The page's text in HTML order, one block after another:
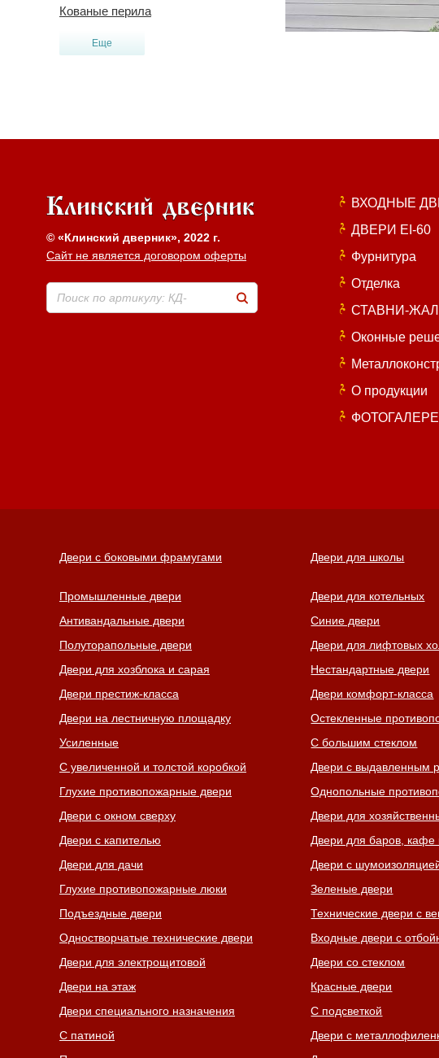
Кованые перила
Еще
© «Клинский дверник», 2022 г.
Сайт не является договором оферты
Поиск по артикулу: КД-
ВХОДНЫЕ
ДВЕРИ EI-60
Фурнитура
Отделка
СТАВНИ-
Оконные
О продукции
Двери с боковыми фрамугами Двери для школы
Промышленные двери Двери для котельных
Антивандальные двери
Синие двери
Полуторапольные двери
Двери для лифтовых
Двери для хозблока и сарая
Нестандартные двери
Двери престиж-класса
Двери комфорт-класса
Двери на лестничную площадку
Остекленные
Усиленные
С большим стеклом
С увеличенной и толстой коробкой
Двери с выдавленным
Глухие противопожарные двери
Однопольные
Двери с окном сверху
Двери для
Двери с капителью
Двери для баров, кафе
Двери для дачи
Двери с
Глухие противопожарные люки
Зеленые двери
Подъездные двери
Технические двери с
Одностворчатые технические двери
Входные двери с
Двери для электрощитовой
Двери со стеклом
Двери на этаж
Красные двери
Двери специального назначения
С подсветкой
С патиной
Двери с